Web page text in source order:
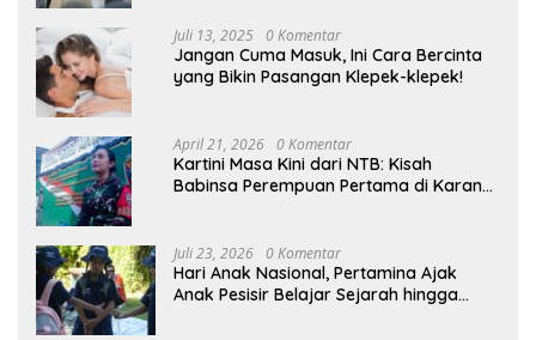
Juli 13, 2025 0 Komentar
Jangan Cuma Masuk, Ini Cara Bercinta
yang Bikin Pasangan Klepek-klepek!
April 21, 2026 0 Komentar
Kartini Masa Kini dari NTB: Kisah
Babinsa Perempuan Pertama di Karang
Juli 23, 2026 0 Komentar
Hari Anak Nasional, Pertamina Ajak
Anak Pesisir Belajar Sejarah hingga